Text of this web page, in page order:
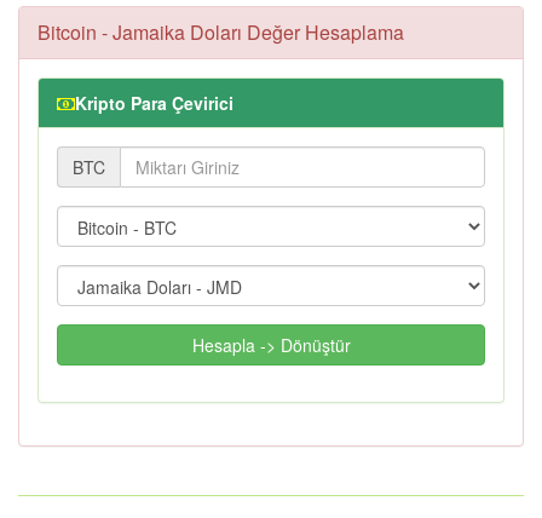
Bitcoin - Jamaika Doları Değer Hesaplama
Kripto Para Çevirici
BTC
Hesapla -> Dönüştür